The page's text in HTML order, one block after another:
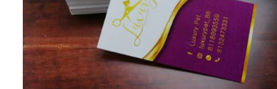
SELECCIONAR OPCIONES
ESTE
PRODUCTO
TIENE
MÚLTIPLES
VARIANTES.
/ DETALLES